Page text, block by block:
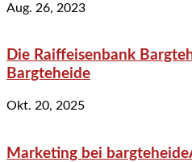
Aug. 26, 2023
Die Raiffeisenbank
Bargteheide
Okt. 20, 2025
Marketing bei